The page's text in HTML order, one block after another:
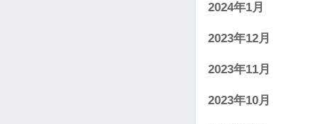
2024年1月
2023年12月
2023年11月
2023年10月